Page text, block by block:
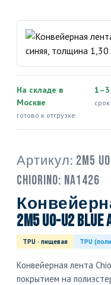
На складе в
Москве
готово к отгрузке
1–3
Артикул: 2M5
Chiorino: NA1426
2M5 U0-U2
TPU · пищевая TPU
Конвейерная лента
покрытием на